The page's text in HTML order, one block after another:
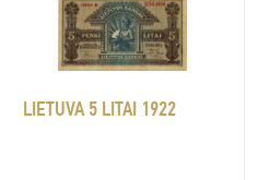
LIETUVA 5 LITAI 1922